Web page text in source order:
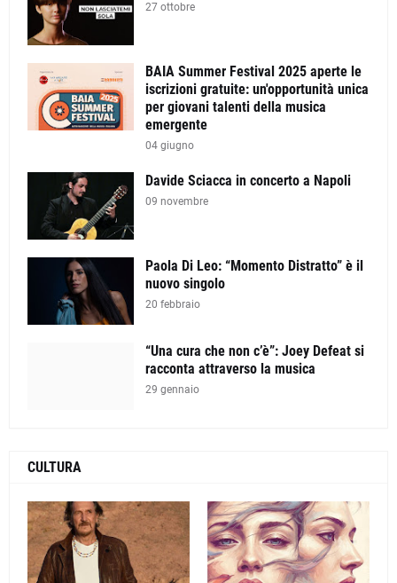
27 ottobre
BAIA Summer Festival 2025 aperte le
iscrizioni gratuite: un'opportunità unica
per giovani talenti della musica
emergente
04 giugno
Davide Sciacca in concerto a Napoli
09 novembre
Paola Di Leo: “Momento Distratto” è il
nuovo singolo
20 febbraio
“Una cura che non c’è”: Joey Defeat si
racconta attraverso la musica
29 gennaio
CULTURA